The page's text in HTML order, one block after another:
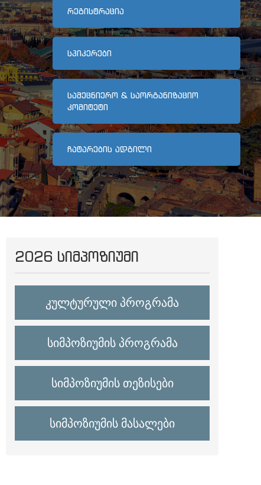
ᲠᲔᲒᲘᲡᲢᲠᲐᲪᲘᲐ
ᲡᲞᲘᲙᲔᲠᲔᲑᲘ
ᲡᲐᲛᲔᲪᲜᲘᲔᲠᲝ & ᲡᲐᲝᲠᲒᲐᲜᲘᲖᲐᲪᲘᲝ
ᲙᲝᲛᲘᲢᲔᲢᲘ
ᲩᲐᲢᲐᲠᲔᲑᲘᲡ ᲐᲓᲒᲘᲚᲘ
2026 ᲡᲘᲛᲞᲝᲖᲘᲣᲛᲘ
კულტურული პროგრამა
სიმპოზიუმის პროგრამა
სიმპოზიუმის თეზისები
სიმპოზიუმის მასალები